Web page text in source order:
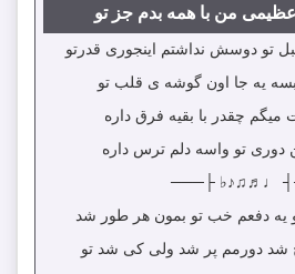
من با همه بدم جز تو
تو دوسش نداشتم اینجوری قدرتو
بسه یه جا اون گوشه ی قلب تو
میگم چقدر با بقیه فرق داره
دوری تو واسه دلم ترس داره
───┤ ♩♬♫♪♭
یه دفعم خب تو بمون هر طور شد
شد دورمم پر شد ولی کی شد تو